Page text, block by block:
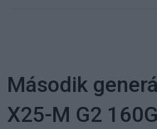
Második
X25-M G2